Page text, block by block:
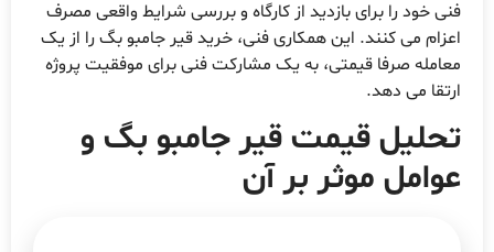
خود را برای بازدید از کارگاه و بررسی شرایط واقعی مصرف
می کنند. این همکاری فنی، خرید قیر جامبو بگ را از یک
صرفا قیمتی، به یک مشارکت فنی برای موفقیت پروژه
می دهد.
قیمت قیر جامبو بگ و
موثر بر آن